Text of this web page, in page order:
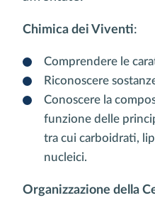
Chimica dei Viventi:
Comprendere le
Riconoscere
Conoscere la
funzione delle
tra cui carboidrati,
nucleici.
Organizzazione della